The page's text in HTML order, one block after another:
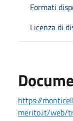
Formati
Licenza di
https://
merito.it/web/